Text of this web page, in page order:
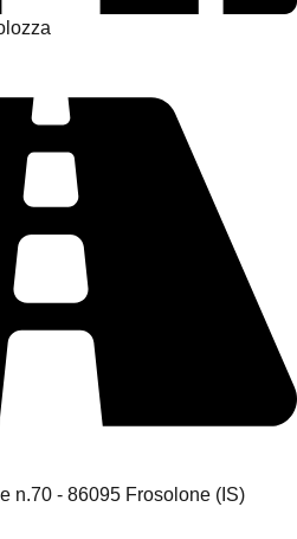
n.70 - 86095 Frosolone (IS)